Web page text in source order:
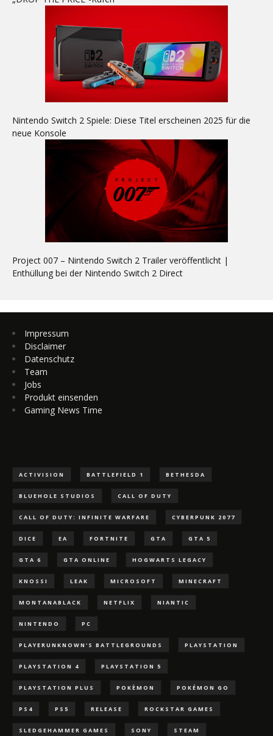
Nintendo Switch 2 Spiele: Diese Titel erscheinen 2025 für die
neue Konsole
Project 007 – Nintendo Switch 2 Trailer veröffentlicht |
Enthüllung bei der Nintendo Switch 2 Direct
Impressum
Disclaimer
Datenschutz
Team
Jobs
Produkt einsenden
Gaming News Time
ACTIVISION BATTLEFIELD 1 BETHESDA
BLUEHOLE STUDIOS CALL OF DUTY
CALL OF DUTY: INFINITE WARFARE CYBERPUNK 2077
DICE EA FORTNITE GTA GTA 5
GTA 6 GTA ONLINE HOGWARTS LEGACY
KNOSSI LEAK MICROSOFT MINECRAFT
MONTANABLACK NETFLIX NIANTIC
NINTENDO PC
PLAYERUNKNOWN'S BATTLEGROUNDS PLAYSTATION
PLAYSTATION 4 PLAYSTATION 5
PLAYSTATION PLUS POKÈMON POKÉMON GO
PS4 PS5 RELEASE ROCKSTAR GAMES
SLEDGEHAMMER GAMES SONY STEAM